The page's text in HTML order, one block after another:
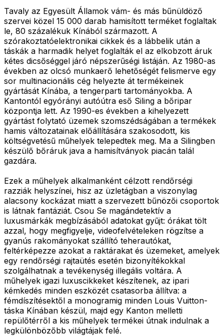
Tavaly az Egyesült Államok vám- és más bűnüldöző
szervei közel 15 000 darab hamisított terméket foglaltak
le, 80 százalékuk Kínából származott. A
szórakoztatóelektronikai cikkek és a lábbelik után a
táskák a harmadik helyet foglalták el az elkobzott áruk
kétes dicsőséggel járó népszerűségi listáján. Az 1980-as
években az olcsó munkaerő lehetőségét felismerve egy
sor multinacionális cég helyezte át termékeinek
gyártását Kínába, a tengerparti tartományokba. A
Kantontól egyórányi autóútra eső Siling a bőripar
központja lett. Az 1990-es években a kihelyezett
gyártást folytató üzemek szomszédságában a termékek
hamis változatainak előállítására szakosodott, kis
költségvetésű műhelyek telepedtek meg. Ma a Silingben
készülő bőráruk java a hamisítványok piacán talál
gazdára.
Ezek a műhelyek alkalmanként célzott rendőrségi
razziák helyszínei, hisz az üzletágban a viszonylag
alacsony kockázat miatt a szervezett bűnözői csoportok
is látnak fantáziát. Csou Se magándetektív a
luxusmárkák megbízásából adatokat gyűjt: órákat tölt
azzal, hogy megfigyelje, videofelvételeken rögzítse a
gyanús rakományokat szállító teherautókat,
feltérképezze azokat a raktárakat és üzemeket, amelyek
egy rendőrségi rajtaütés esetén bizonyítékokkal
szolgálhatnak a tevékenység illegális voltára. A
műhelyek igazi luxuscikkeket készítenek, az ipari
kémkedés minden eszközét csatasorba állítva: a
fémdíszítésektől a monogramig minden Louis Vuitton-
táska Kínában készül, majd egy Kanton melletti
repülőtérről a kis műhelyek termékei útnak indulnak a
legkülönbözőbb világtájak felé.